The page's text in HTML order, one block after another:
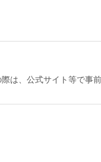
は、公式サイト等で事